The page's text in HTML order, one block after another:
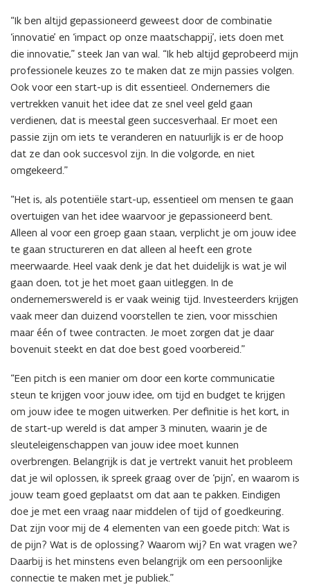
s
t
s
s
t
s
s
t
s
s
t
s
“Ik ben altijd gepassioneerd geweest door de combinatie
‘innovatie’ en ‘impact op onze maatschappij’, iets doen met
die innovatie,” steek Jan van wal. “Ik heb altijd geprobeerd mijn
professionele keuzes zo te maken dat ze mijn passies volgen.
Ook voor een start-up is dit essentieel. Ondernemers die
vertrekken vanuit het idee dat ze snel veel geld gaan
verdienen, dat is meestal geen succesverhaal. Er moet een
passie zijn om iets te veranderen en natuurlijk is er de hoop
dat ze dan ook succesvol zijn. In die volgorde, en niet
omgekeerd.”
“Het is, als potentiële start-up, essentieel om mensen te gaan
overtuigen van het idee waarvoor je gepassioneerd bent.
Alleen al voor een groep gaan staan, verplicht je om jouw idee
te gaan structureren en dat alleen al heeft een grote
meerwaarde. Heel vaak denk je dat het duidelijk is wat je wil
gaan doen, tot je het moet gaan uitleggen. In de
ondernemerswereld is er vaak weinig tijd. Investeerders krijgen
vaak meer dan duizend voorstellen te zien, voor misschien
maar één of twee contracten. Je moet zorgen dat je daar
bovenuit steekt en dat doe best goed voorbereid.”
“Een pitch is een manier om door een korte communicatie
steun te krijgen voor jouw idee, om tijd en budget te krijgen
om jouw idee te mogen uitwerken. Per definitie is het kort, in
de start-up wereld is dat amper 3 minuten, waarin je de
sleuteleigenschappen van jouw idee moet kunnen
overbrengen. Belangrijk is dat je vertrekt vanuit het probleem
dat je wil oplossen, ik spreek graag over de ‘pijn’, en waarom is
jouw team goed geplaatst om dat aan te pakken. Eindigen
doe je met een vraag naar middelen of tijd of goedkeuring.
Dat zijn voor mij de 4 elementen van een goede pitch: Wat is
de pijn? Wat is de oplossing? Waarom wij? En wat vragen we?
Daarbij is het minstens even belangrijk om een persoonlijke
connectie te maken met je publiek.”